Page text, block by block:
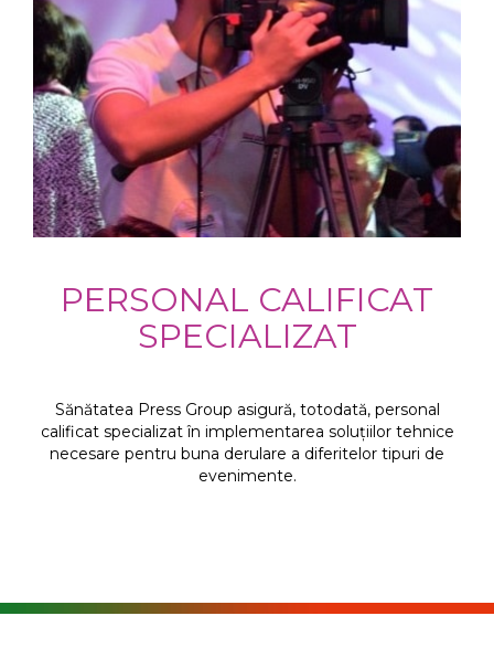
PERSONAL CALIFICAT
SPECIALIZAT
Sănătatea Press Group asigură, totodată, personal
calificat specializat în implementarea soluțiilor tehnice
necesare pentru buna derulare a diferitelor tipuri de
evenimente.